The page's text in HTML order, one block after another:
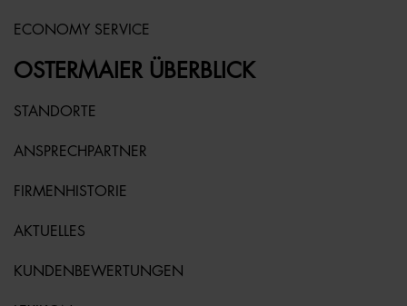
ECONOMY SERVICE
OSTERMAIER ÜBERBLICK
STANDORTE
ANSPRECHPARTNER
FIRMENHISTORIE
AKTUELLES
KUNDENBEWERTUNGEN